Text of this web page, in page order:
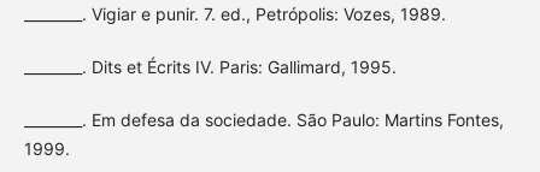
________. Vigiar e punir. 7. ed., Petrópolis: Vozes, 1989.
________. Dits et Écrits IV. Paris: Gallimard, 1995.
________. Em defesa da sociedade. São Paulo: Martins Fontes,
1999.